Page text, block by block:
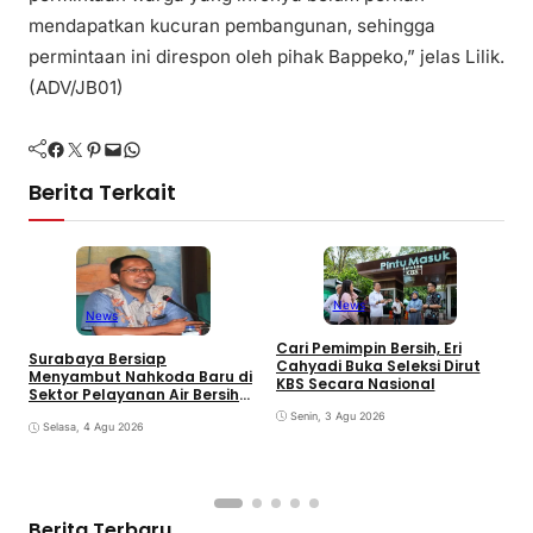
mendapatkan kucuran pembangunan, sehingga
permintaan ini direspon oleh pihak Bappeko,” jelas Lilik.
(ADV/JB01)
Facebook Twitter Pinterest Mail WhatsApp
Berita Terkait
News
Surabaya Bersiap
Menyambut Nahkoda Baru di
Sektor Pelayanan Air Bersih
Selasa, 4 Agu 2026
News
Cari Pemimpin Bersih, Eri
Cahyadi Buka Seleksi Dirut
KBS Secara Nasional
Senin, 3 Agu 2026